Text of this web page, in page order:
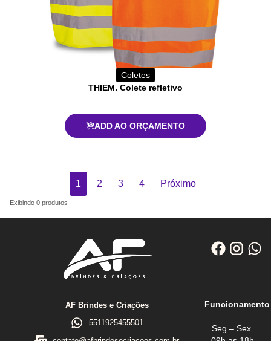
Exibindo 0 produtos
Coletes
THIEM. Colete refletivo
ADD AO ORÇAMENTO
1 2 3 4 Próximo
AF Brindes e Criações
5511925455501
Funcionamento
Seg – Sex